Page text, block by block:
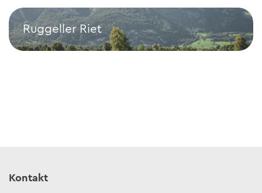
Ruggeller Riet
Ruggeller Riet
Kontakt